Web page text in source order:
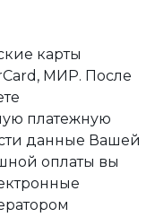
карты
МИР. После
платежную
данные Вашей
оплаты вы